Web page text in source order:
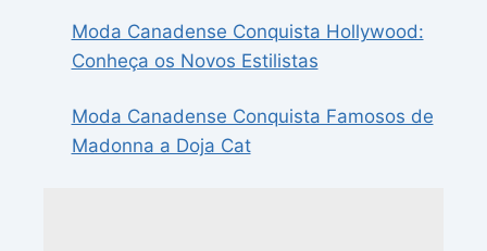
Moda Canadense Conquista Hollywood:
Conheça os Novos Estilistas
Moda Canadense Conquista Famosos de
Madonna a Doja Cat